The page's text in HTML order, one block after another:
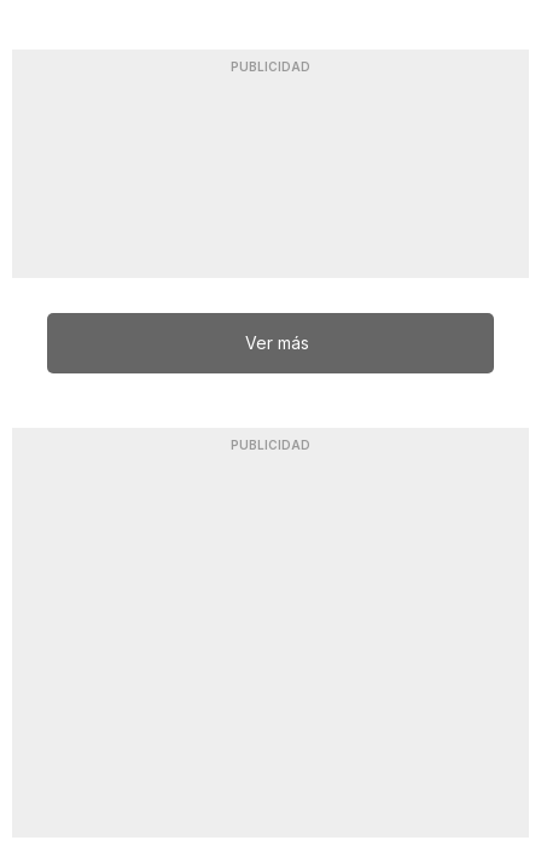
PUBLICIDAD
Ver más
PUBLICIDAD